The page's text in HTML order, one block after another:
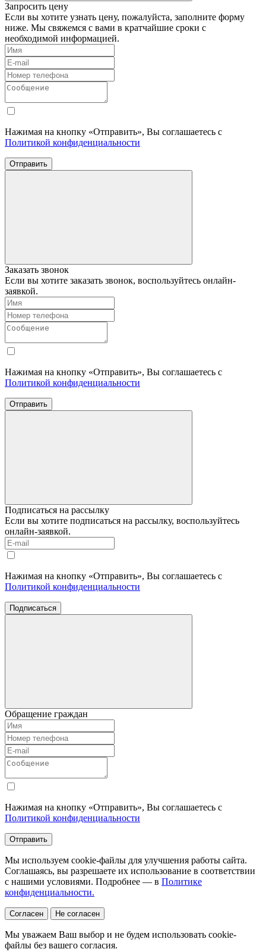
Запросить цену
Если вы хотите узнать цену, пожалуйста, заполните форму
ниже. Мы свяжемся с вами в кратчайшие сроки с
необходимой информацией.
Нажимая на кнопку «Отправить», Вы соглашаетесь с
Политикой конфиденциальности
Отправить
Заказать звонок
Если вы хотите заказать звонок, воспользуйтесь онлайн-
заявкой.
Нажимая на кнопку «Отправить», Вы соглашаетесь с
Политикой конфиденциальности
Отправить
Подписаться на рассылку
Если вы хотите подписаться на рассылку, воспользуйтесь
онлайн-заявкой.
Нажимая на кнопку «Отправить», Вы соглашаетесь с
Политикой конфиденциальности
Подписаться
Обращение граждан
Нажимая на кнопку «Отправить», Вы соглашаетесь с
Политикой конфиденциальности
Отправить
Мы используем cookie-файлы для улучшения работы сайта.
Соглашаясь, вы разрешаете их использование в соответствии
с нашими условиями. Подробнее — в Политике
конфиденциальности.
Согласен Не согласен
Мы уважаем Ваш выбор и не будем использовать cookie-
файлы без вашего согласия.